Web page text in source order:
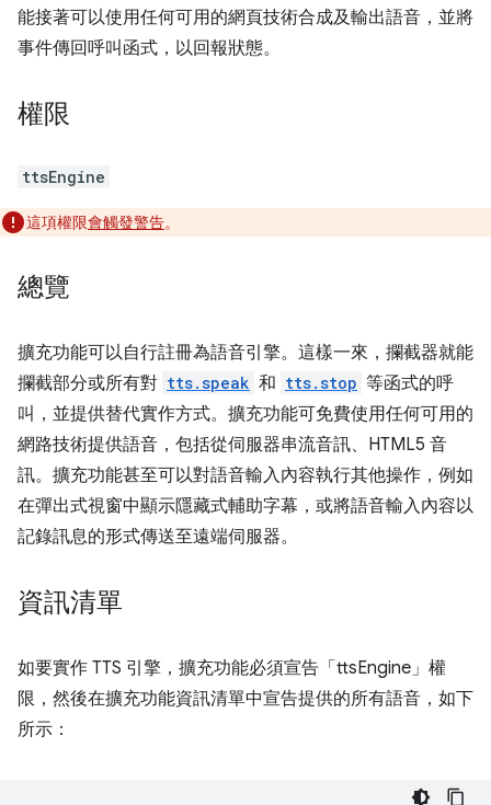
能接著可以使用任何可用的網頁技術合成及輸出語音，並將
事件傳回呼叫函式，以回報狀態。
權限
ttsEngine
這項權限會觸發警告。
總覽
擴充功能可以自行註冊為語音引擎。這樣一來，攔截器就能
攔截部分或所有對 tts.speak 和 tts.stop 等函式的呼
叫，並提供替代實作方式。擴充功能可免費使用任何可用的
網路技術提供語音，包括從伺服器串流音訊、HTML5 音
訊。擴充功能甚至可以對語音輸入內容執行其他操作，例如
在彈出式視窗中顯示隱藏式輔助字幕，或將語音輸入內容以
記錄訊息的形式傳送至遠端伺服器。
資訊清單
如要實作 TTS 引擎，擴充功能必須宣告「ttsEngine」權
限，然後在擴充功能資訊清單中宣告提供的所有語音，如下
所示：